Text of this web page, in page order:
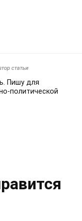
статьи
Пишу для
политической